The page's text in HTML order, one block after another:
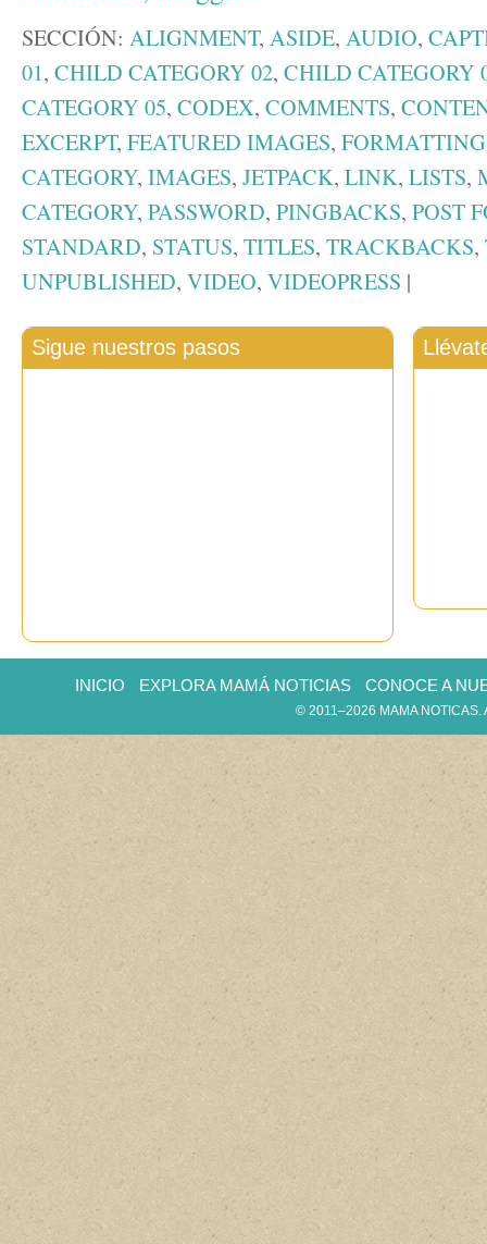
SECCIÓN: ALIGNMENT, ASIDE, AUDIO,
01, CHILD CATEGORY 02, CHILD CATEGORY
CATEGORY 05, CODEX, COMMENTS,
EXCERPT, FEATURED IMAGES, FORMATTING
CATEGORY, IMAGES, JETPACK, LINK, LISTS,
CATEGORY, PASSWORD, PINGBACKS, POST
STANDARD, STATUS, TITLES, TRACKBACKS,
UNPUBLISHED, VIDEO, VIDEOPRESS |
Sigue nuestros pasos
INICIO EXPLORA MAMÁ NOTICIAS CONOCE A
© 2011–2026 MAMA NOTICAS.